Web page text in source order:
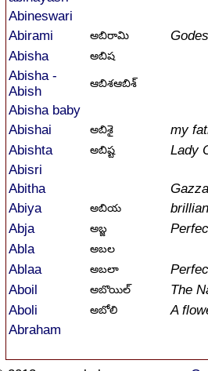
Abineswari
Abirami
అబిరామి
Abisha
అబిష
Abisha -
Abish
ఆబిశఆబిశ్
Abisha baby
Abishai
అబిశై
my
Abishta
అబిష్ట
Lady
Abisri
Abitha
Abiya
అబియ
Abja
అబ్జ
Abla
అబల
Ablaa అబలా
Aboil
అబొయిల్
The
Aboli
అబోలి
A
Abraham